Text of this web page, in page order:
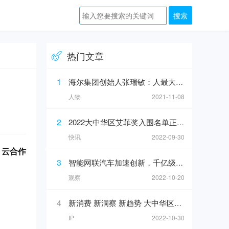
合作
热门文章
1 海尔集团创始人张瑞敏：人最大的敌人不是人工智能，而是科层制
人物 2021-11-08
2 2022大中华区艾菲奖入围名单正式公布！
快讯 2022-09-30
3 智能网联汽车加速创新，千亿级汽车产业链崛起？
观察 2022-10-20
4 新消费 新洞察 新趋势 大中华区艾菲X途虎养车INNODAY圆满举办！
IP 2022-10-30